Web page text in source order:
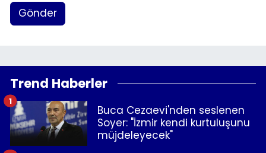
Gönder
Trend Haberler
Buca Cezaevi'nden seslenen
Soyer: "İzmir kendi kurtuluşunu
müjdeleyecek"
1